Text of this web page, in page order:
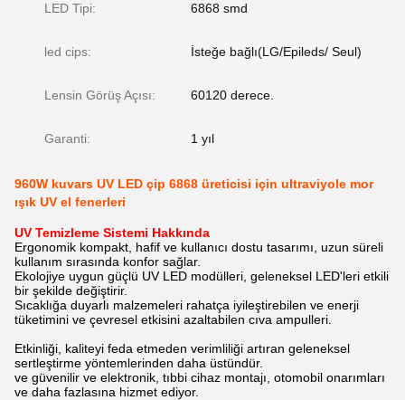
LED Tipi: 6868 smd
led cips: İsteğe bağlı(LG/Epileds/ Seul)
Lensin Görüş Açısı: 60120 derece.
Garanti: 1 yıl
960W kuvars UV LED çip 6868 üreticisi için ultraviyole mor
ışık UV el fenerleri
UV Temizleme Sistemi Hakkında
Ergonomik kompakt, hafif ve kullanıcı dostu tasarımı, uzun süreli
kullanım sırasında konfor sağlar.
Ekolojiye uygun güçlü UV LED modülleri, geleneksel LED'leri etkili
bir şekilde değiştirir.
Sıcaklığa duyarlı malzemeleri rahatça iyileştirebilen ve enerji
tüketimini ve çevresel etkisini azaltabilen cıva ampulleri.
Etkinliği, kaliteyi feda etmeden verimliliği artıran geleneksel
sertleştirme yöntemlerinden daha üstündür.
ve güvenilir ve elektronik, tıbbi cihaz montajı, otomobil onarımları
ve daha fazlasına hizmet ediyor.